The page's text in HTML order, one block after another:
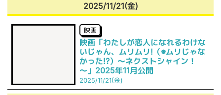
2025/11/21(金)
映画
映画「わたしが恋人になれるわけな
いじゃん、ムリムリ!（※ムリじゃな
かった!?）～ネクストシャイン！
～」2025年11月公開
2025/11/21(金)